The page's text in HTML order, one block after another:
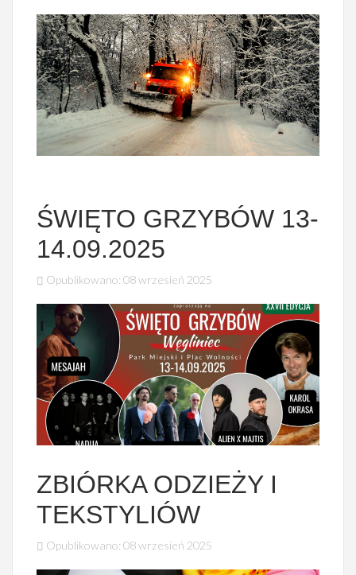
ŚWIĘTO GRZYBÓW 13-
14.09.2025
Opublikowano: 08 wrzesień 2025
ZBIÓRKA ODZIEŻY I
TEKSTYLIÓW
Opublikowano: 08 wrzesień 2025